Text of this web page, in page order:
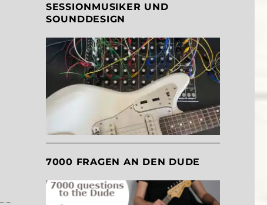
SESSIONMUSIKER UND
SOUNDDESIGN
7000 FRAGEN AN DEN DUDE